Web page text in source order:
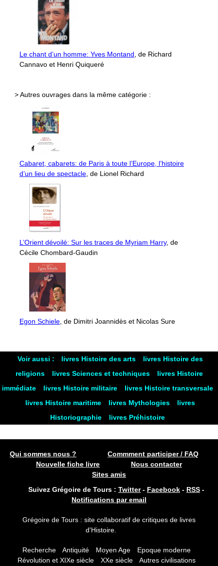
Le chant d’un homme: Yves Montand , de Richard
Cannavo et Henri Quiqueré
> Autres ouvrages dans la même catégorie :
Cabaret, cabarets: de Paris à toute l’Europe, l’histoire
d’un lieu de spectacle , de Lionel Richard
L’Orient dévoilé: Sur les traces de Myriam Harry, de
Cécile Chombard-Gaudin
Egon Schiele , de Dimitri Joannidès et Nicolas Sure
Voir aussi : livres Histoire des arts
livres Histoire des
religions
livres Sciences et techniques
livres Histoire
immédiate
livres Histoire militaire
livres Histoire transversale
livres Histoire maritime
livres Mythologies
livres
Historiographie
livres Préhistoire
Qui sommes nous ?
Commment participer / FAQ
Nouvelle fiche livre
Nous contacter
Sites amis
Suivez Grégoire de Tours : Twitter- Facebook - RSS -
Notifications par email
Grégoire de Tours : site collaboratif de critiques de livres
d'Histoire.
Recherche Antiquité Moyen Age
Epoque moderne
Révolution et XIXe siècle
XXe siècle Autres civilisations